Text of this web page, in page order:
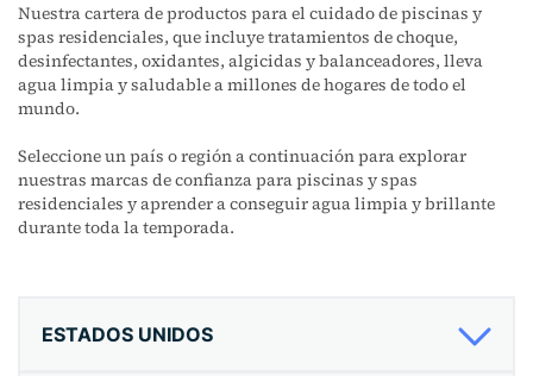
Nuestra cartera de productos para el cuidado de piscinas y
spas residenciales, que incluye tratamientos de choque,
desinfectantes, oxidantes, algicidas y balanceadores, lleva
agua limpia y saludable a millones de hogares de todo el
mundo.
Seleccione un país o región a continuación para explorar
nuestras marcas de confianza para piscinas y spas
residenciales y aprender a conseguir agua limpia y brillante
durante toda la temporada.
ESTADOS UNIDOS